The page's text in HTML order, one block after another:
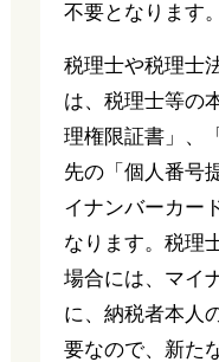
不要となります。
税理士や税理士
は、税理士等の
理権限証書」、
先の「個人番号
イナンバーカー
なります。税理
場合には、マイ
に、納税者本人
要なので、新た